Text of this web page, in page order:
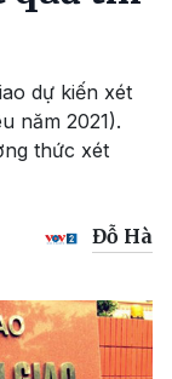
dự kiến xét
năm 2021).
thức xét
Đỗ Hà